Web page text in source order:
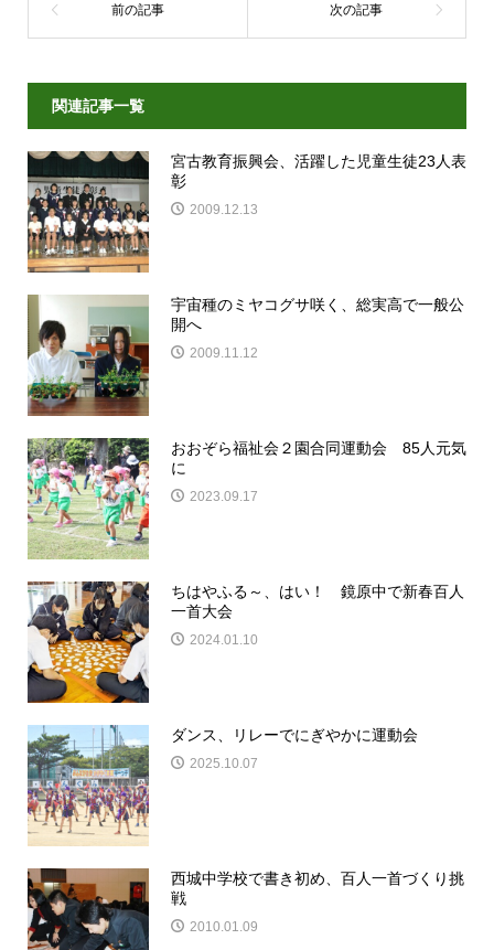
関連記事一覧
宮古教育振興会、活躍した児童生徒23人表
彰
2009.12.13
宇宙種のミヤコグサ咲く、総実高で一般公
開へ
2009.11.12
おおぞら福祉会２園合同運動会 85人元気
に
2023.09.17
ちはやふる～、はい！ 鏡原中で新春百人
一首大会
2024.01.10
ダンス、リレーでにぎやかに運動会
2025.10.07
西城中学校で書き初め、百人一首づくり挑
戦
2010.01.09